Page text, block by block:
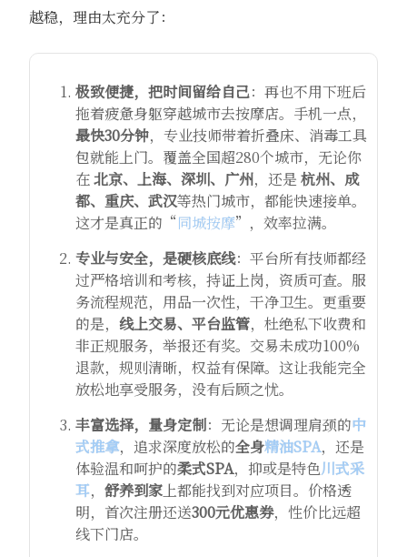
越稳，理由太充分了：
极致便捷，把时间留给自己：再也不用下班后
拖着疲惫身躯穿越城市去按摩店。手机一点，
最快30分钟，专业技师带着折叠床、消毒工具
包就能上门。覆盖全国超280个城市，无论你
在北京、上海、深圳、广州，还是 杭州、成
都、重庆、武汉等热门城市，都能快速接单。
这才是真正的“同城按摩”，效率拉满。
专业与安全，是硬核底线：平台所有技师都经
过严格培训和考核，持证上岗，资质可查。服
务流程规范，用品一次性，干净卫生。更重要
的是， 线上交易、平台监管，杜绝私下收费和
非正规服务，举报还有奖。交易未成功100%
退款，规则清晰，权益有保障。这让我能完全
放松地享受服务，没有后顾之忧。
丰富选择，量身定制：无论是想调理肩颈的中
式推拿，追求深度放松的全身精油SPA，还是
体验温和呵护的柔式SPA，抑或是特色川式采
耳， 舒养到家上都能找到对应项目。价格透
明，首次注册还送300元优惠券，性价比远超
线下门店。